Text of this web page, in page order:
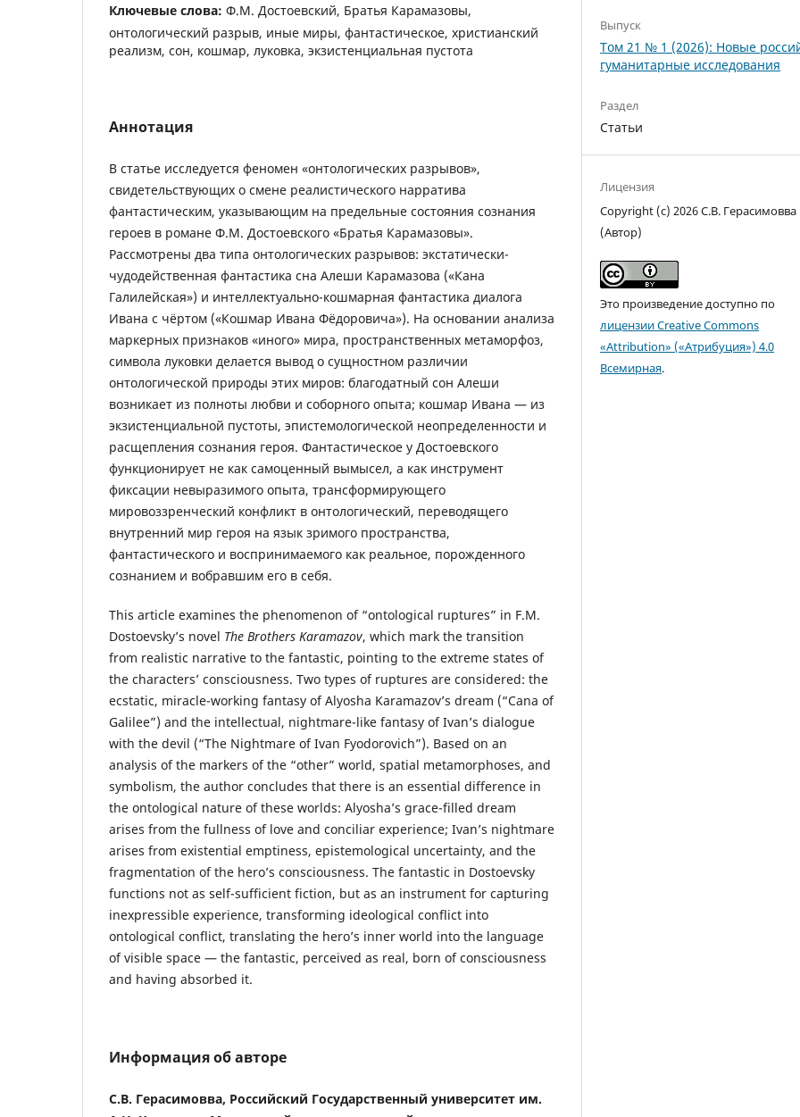
Ключевые слова: Ф.М. Достоевский, Братья Карамазовы,
онтологический разрыв, иные миры, фантастическое, христианский
реализм, сон, кошмар, луковка, экзистенциальная пустота
Аннотация
В статье исследуется феномен «онтологических разрывов»,
свидетельствующих о смене реалистического нарратива
фантастическим, указывающим на предельные состояния сознания
героев в романе Ф.М. Достоевского «Братья Карамазовы».
Рассмотрены два типа онтологических разрывов: экстатически-
чудодейственная фантастика сна Алеши Карамазова («Кана
Галилейская») и интеллектуально-кошмарная фантастика диалога
Ивана с чёртом («Кошмар Ивана Фёдоровича»). На основании анализа
маркерных признаков «иного» мира, пространственных метаморфоз,
символа луковки делается вывод о сущностном различии
онтологической природы этих миров: благодатный сон Алеши
возникает из полноты любви и соборного опыта; кошмар Ивана — из
экзистенциальной пустоты, эпистемологической неопределенности и
расщепления сознания героя. Фантастическое у Достоевского
функционирует не как самоценный вымысел, а как инструмент
фиксации невыразимого опыта, трансформирующего
мировоззренческий конфликт в онтологический, переводящего
внутренний мир героя на язык зримого пространства,
фантастического и воспринимаемого как реальное, порожденного
сознанием и вобравшим его в себя.
This article examines the phenomenon of “ontological ruptures” in F.M.
Dostoevsky’s novel The Brothers Karamazov, which mark the transition
from realistic narrative to the fantastic, pointing to the extreme states of
the characters’ consciousness. Two types of ruptures are considered: the
ecstatic, miracle-working fantasy of Alyosha Karamazov’s dream (“Cana of
Galilee”) and the intellectual, nightmare-like fantasy of Ivan’s dialogue
with the devil (“The Nightmare of Ivan Fyodorovich”). Based on an
analysis of the markers of the “other” world, spatial metamorphoses, and
symbolism, the author concludes that there is an essential difference in
the ontological nature of these worlds: Alyosha’s grace-filled dream
arises from the fullness of love and conciliar experience; Ivan’s nightmare
arises from existential emptiness, epistemological uncertainty, and the
fragmentation of the hero’s consciousness. The fantastic in Dostoevsky
functions not as self-sufficient fiction, but as an instrument for capturing
inexpressible experience, transforming ideological conflict into
ontological conflict, translating the hero’s inner world into the language
of visible space — the fantastic, perceived as real, born of consciousness
and having absorbed it.
Информация об авторе
С.В. Герасимовва, Российский Государственный университет им.
Выпуск
Том 21 № 1 (2026): Новые
гуманитарные исследования
Раздел
Статьи
Лицензия
Copyright (c) 2026 С.В. Герасимовва
(Автор)
Это произведение доступно по
лицензии Creative Commons
«Attribution» («Атрибуция») 4.0
Всемирная.